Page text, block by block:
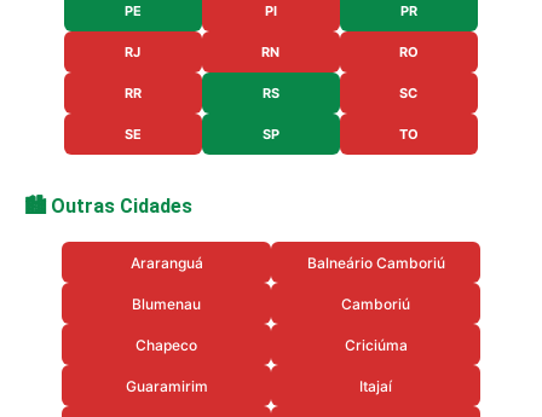
PE PI PR
RJ RN RO
RR RS SC
SE SP TO
🏙️ Outras Cidades
Araranguá Balneário Camboriú
Blumenau Camboriú
Chapeco Criciúma
Guaramirim Itajaí